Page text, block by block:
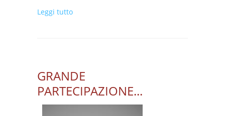
Leggi tutto
GRANDE
PARTECIPAZIONE...